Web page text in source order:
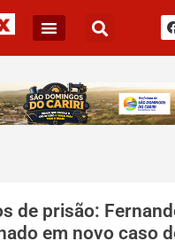
de prisão:
em novo caso